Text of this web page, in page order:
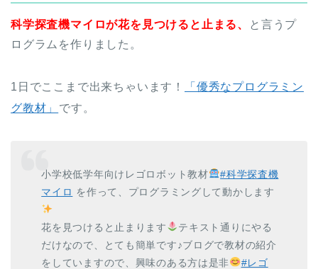
科学探査機マイロが花を見つけると止まる、
と言うプ
ログラムを作りました。
1日でここまで出来ちゃいます！
「優秀なプログラミン
グ教材」
です。
小学校低学年向けレゴロボット教材
#科学探査機
マイロ を作って、プログラミングして動かします
花を見つけると止まります
テキスト通りにやる
だけなので、とても簡単です♪ブログで教材の紹介
をしていますので、興味のある方は是非
#レゴ